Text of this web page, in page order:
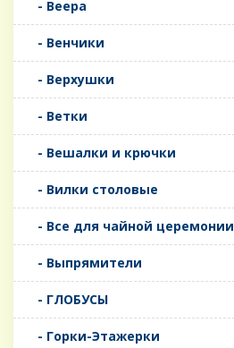
- Веера
- Венчики
- Верхушки
- Ветки
- Вешалки и крючки
- Вилки столовые
- Все для чайной церемонии
- Выпрямители
- ГЛОБУСЫ
- Горки-Этажерки